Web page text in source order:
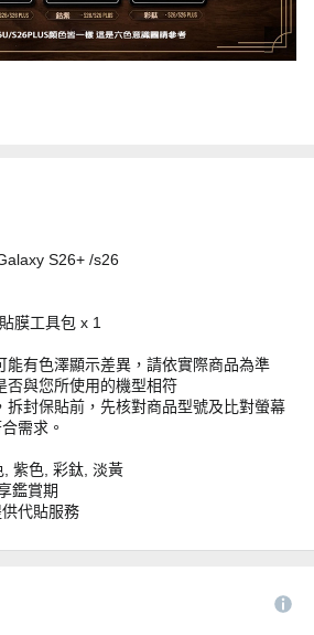
S26+ /s26
膜工具包 x 1
能有色澤顯示差異，請依實際商品為準
否與您所使用的機型相符
拆封保貼前，先核對商品型號及比對螢幕
需求。
紫色, 彩鈦, 淡黃
鑑賞期
代貼服務